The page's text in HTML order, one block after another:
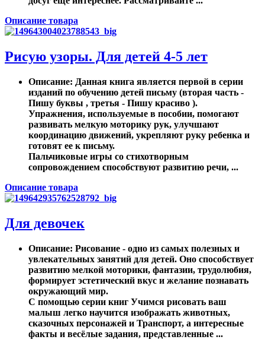
Описание товара
Рисую узоры. Для детей 4-5 лет
Описание: Данная книга является первой в серии
изданий по обучению детей письму (вторая часть -
Пишу буквы , третья - Пишу красиво ).
Упражнения, используемые в пособии, помогают
развивать мелкую моторику рук, улучшают
координацию движений, укрепляют руку ребенка и
готовят ее к письму.
Пальчиковые игры со стихотворным
сопровождением способствуют развитию речи, ...
Описание товара
Для девочек
Описание: Рисование - одно из самых полезных и
увлекательных занятий для детей. Оно способствует
развитию мелкой моторики, фантазии, трудолюбия,
формирует эстетический вкус и желание познавать
окружающий мир.
С помощью серии книг Учимся рисовать ваш
малыш легко научится изображать животных,
сказочных персонажей и Транспорт, а интересные
факты и весёлые задания, представленные ...